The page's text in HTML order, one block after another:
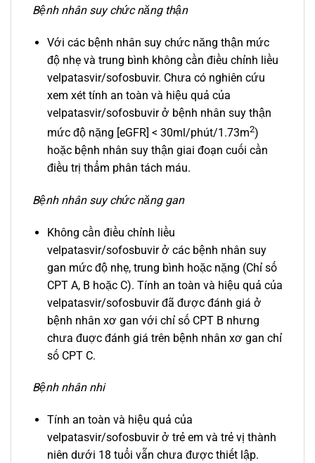
Bệnh nhân suy chức năng thận
Với các bệnh nhân suy chức năng thận mức
độ nhẹ và trung bình không cần điều chỉnh liều
velpatasvir/sofosbuvir. Chưa có nghiên cứu
xem xét tính an toàn và hiệu quả của
velpatasvir/sofosbuvir ở bệnh nhân suy thận
mức độ nặng [eGFR] < 30ml/phút/1.73m2)
hoặc bệnh nhân suy thận giai đoạn cuối cần
điều trị thẩm phân tách máu.
Bệnh nhân suy chức năng gan
Không cần điều chỉnh liều
velpatasvir/sofosbuvir ở các bệnh nhân suy
gan mức độ nhẹ, trung bình hoặc nặng (Chỉ số
CPT A, B hoặc C). Tính an toàn và hiệu quả của
velpatasvir/sofosbuvir đã được đánh giá ở
bệnh nhân xơ gan với chỉ số CPT B nhưng
chưa đuợc đánh giá trên bệnh nhân xơ gan chỉ
số CPT C.
Bệnh nhân nhi
Tính an toàn và hiệu quả của
velpatasvir/sofosbuvir ở trẻ em và trẻ vị thành
niên dưới 18 tuổi vẫn chưa được thiết lập.